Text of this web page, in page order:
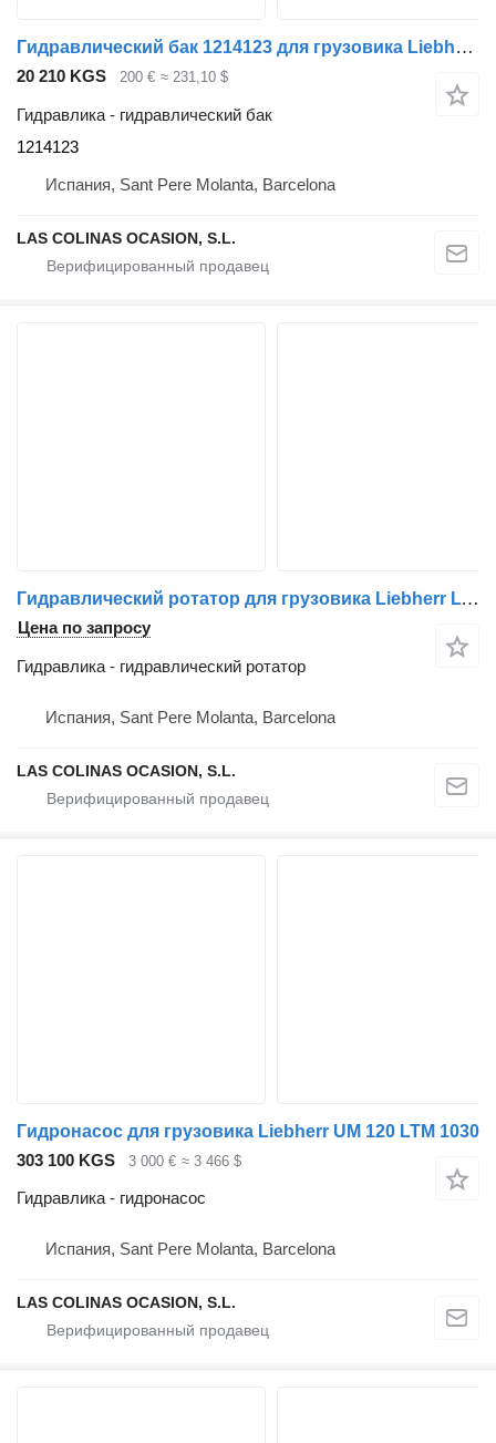
Гидравлический бак 1214123 для грузовика Liebherr UM 120 LTM 1030
20 210 KGS 200 € ≈ 231,10 $
Гидравлика - гидравлический бак
1214123
Испания, Sant Pere Molanta, Barcelona
LAS COLINAS OCASION, S.L.
Гидравлический ротатор для грузовика Liebherr LTM 1080
Цена по запросу
Гидравлика - гидравлический ротатор
Испания, Sant Pere Molanta, Barcelona
LAS COLINAS OCASION, S.L.
Гидронасос для грузовика Liebherr UM 120 LTM 1030
303 100 KGS
3 000 € ≈ 3 466 $
Гидравлика - гидронасос
Испания, Sant Pere Molanta, Barcelona
LAS COLINAS OCASION, S.L.